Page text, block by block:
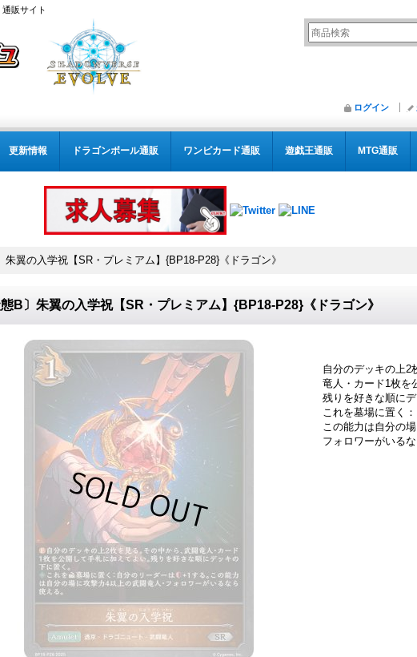
販サイト
ログイン
更新情報 ドラゴンボール通販 ワンピカード通販 遊戯王通販 MTG通販
朱翼の入学祝【SR・プレミアム】{BP18-P28}《ドラゴン》
B〕朱翼の入学祝【SR・プレミアム】{BP18-P28}《ドラゴン》
自分のデッキの上2
竜人・カード1枚を
残りを好きな順にデ
これを墓場に置く
この能力は自分の
フォロワーがいるな